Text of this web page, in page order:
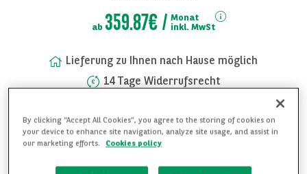
Alle Bilder
ab 359.87€
Monat
inkl. MwSt
Lieferung zu Ihnen nach Hause möglich
14 Tage Widerrufsrecht
+49 (0) 89 744 23 802
By clicking “Accept All Cookies”, you agree to the storing of cookies on
your device to enhance site navigation, analyze site usage, and assist in
our marketing efforts.
Cookies policy